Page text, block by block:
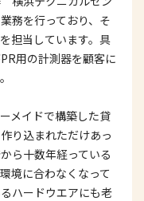
務を行っており、そ
担当しています。具
用の計測器を顧客に
メイドで構築した貸
り込まれただけあっ
ら十数年経っている
境に合わなくなって
ハードウエアにも老